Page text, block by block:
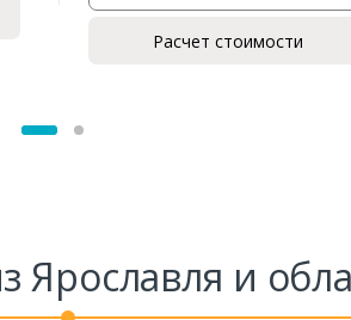
Расчет стоимости
и